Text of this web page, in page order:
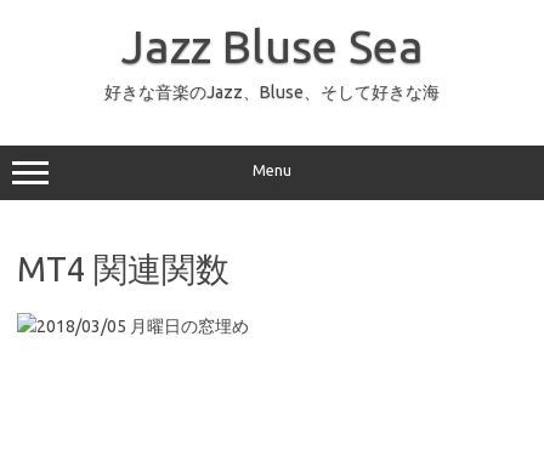
ッ
プ
Jazz Bluse Sea
好きな音楽のJazz、Bluse、そして好きな海
Menu
MT4 関連関数